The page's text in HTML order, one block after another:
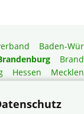
Baden-
Hessen
Pfalz
Schleswig-